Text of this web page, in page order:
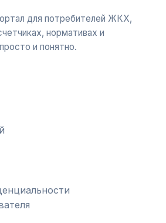
для потребителей ЖКХ,
нормативах и
и понятно.